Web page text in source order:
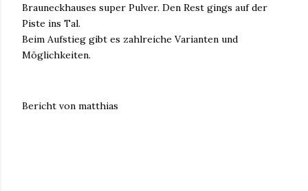
Brauneckhauses super Pulver. Den Rest gings auf der
Piste ins Tal.
Beim Aufstieg gibt es zahlreiche Varianten und
Möglichkeiten.
Bericht von matthias